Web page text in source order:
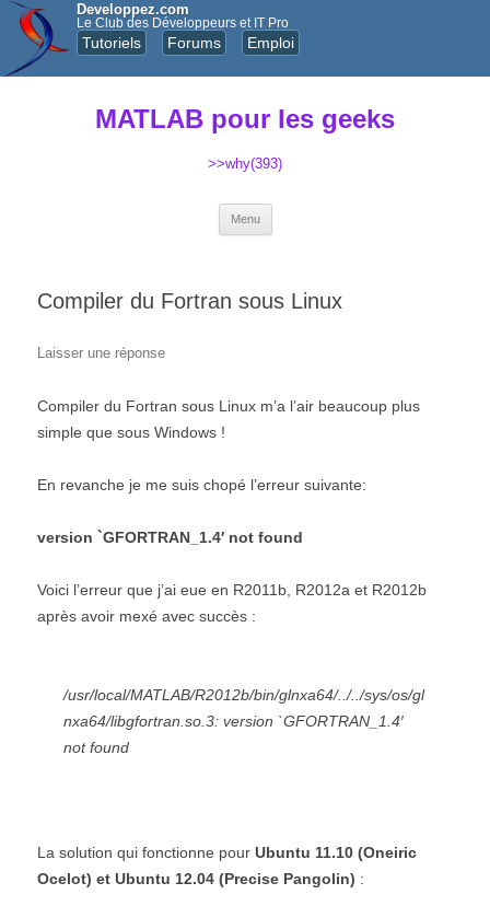
Developpez.com
Le Club des Développeurs et IT Pro
Tutoriels Forums Emploi
MATLAB pour les geeks
>>why(393)
Menu
Compiler du Fortran sous Linux
Laisser une réponse
Compiler du Fortran sous Linux m’a l’air beaucoup plus
simple que sous Windows !
En revanche je me suis chopé l’erreur suivante:
version `GFORTRAN_1.4′ not found
Voici l’erreur que j’ai eue en R2011b, R2012a et R2012b
après avoir mexé avec succès :
/usr/local/MATLAB/R2012b/bin/glnxa64/../../sys/os/gl
nxa64/libgfortran.so.3: version `GFORTRAN_1.4′
not found
La solution qui fonctionne pour Ubuntu 11.10 (Oneiric
Ocelot) et Ubuntu 12.04 (Precise Pangolin) :